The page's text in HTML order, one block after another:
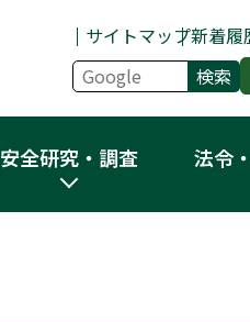
サイトマップ新着履
安全研究・調査 法令